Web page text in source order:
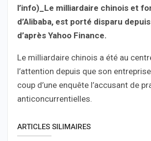
l’info)_Le milliardaire chinois et
d’Alibaba, est porté disparu
d’après Yahoo Finance.
Le milliardaire chinois a été au
l’attention depuis que son
coup d’une enquête l’accusant de
anticoncurrentielles.
ARTICLES SILIMAIRES